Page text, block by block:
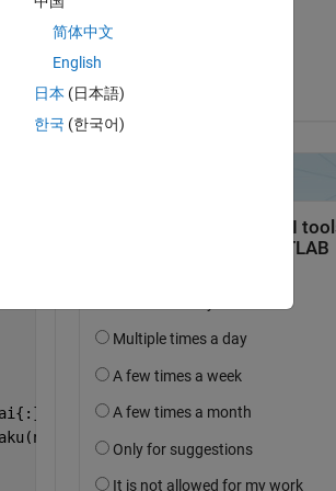
'font','Yu Gothic Bold'
简体中文
English
日本 (日本語)
한국 (한국어)